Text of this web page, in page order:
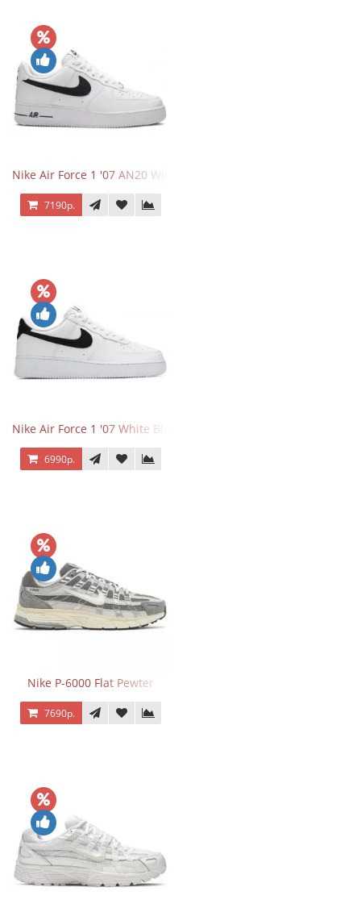
Nike Air Force 1 '07 AN20 White Black
7190р.
Nike Air Force 1 '07 White Black
6990р.
Nike P-6000 Flat Pewter
7690р.